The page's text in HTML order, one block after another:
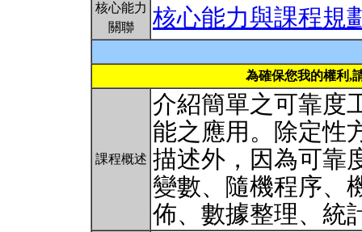
核心能力
關聯
核心能力與課程規
為確保您我的權利,
課程概述
介紹簡單之可靠度
能之應用。除定性
描述外，因為可靠
變數、隨機程序、
佈、數據整理、統